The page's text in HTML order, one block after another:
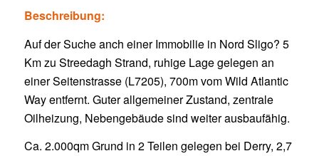
Beschreibung:
Auf der Suche anch einer Immobilie in Nord Sligo? 5
Km zu Streedagh Strand, ruhige Lage gelegen an
einer Seitenstrasse (L7205), 700m vom Wild Atlantic
Way entfernt. Guter allgemeiner Zustand, zentrale
Oilheizung, Nebengebäude sind weiter ausbaufähig.
Ca. 2.000qm Grund in 2 Teilen gelegen bei Derry, 2,7